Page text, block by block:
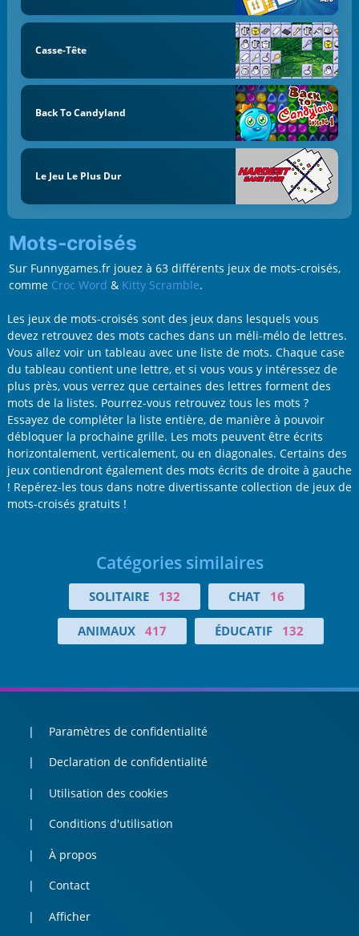
Casse-Tête
Back To Candyland
Le Jeu Le Plus Dur
Mots-croisés
Sur Funnygames.fr jouez à 63 différents jeux de mots-croisés,
comme Croc Word & Kitty Scramble.
Les jeux de mots-croisés sont des jeux dans lesquels vous
devez retrouvez des mots caches dans un méli-mélo de lettres.
Vous allez voir un tableau avec une liste de mots. Chaque case
du tableau contient une lettre, et si vous vous y intéressez de
plus près, vous verrez que certaines des lettres forment des
mots de la listes. Pourrez-vous retrouvez tous les mots ?
Essayez de compléter la liste entière, de manière à pouvoir
débloquer la prochaine grille. Les mots peuvent être écrits
horizontalement, verticalement, ou en diagonales. Certains des
jeux contiendront également des mots écrits de droite à gauche
! Repérez-les tous dans notre divertissante collection de jeux de
mots-croisés gratuits !
Catégories similaires
SOLITAIRE 132 CHAT 16
ANIMAUX 417 ÉDUCATIF 132
Paramètres de confidentialité
Declaration de confidentialité
Utilisation des cookies
Conditions d'utilisation
À propos
Contact
Afficher